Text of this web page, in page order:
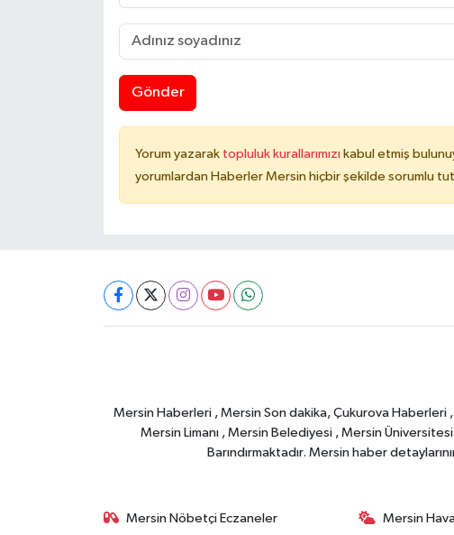
Gönder
Yorum yazarak topluluk kurallarımızı kabul etmiş
yorumlardan Haberler Mersin hiçbir şekilde sorumlu
Mersin Haberleri , Mersin Son dakika, Çukurova Haberleri
Mersin Limanı , Mersin Belediyesi , Mersin
Barındırmaktadır. Mersin haber
Mersin Nöbetçi Eczaneler Mersin